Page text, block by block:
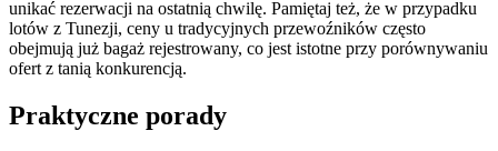
unikać rezerwacji na ostatnią chwilę. Pamiętaj też, że w przypadku
lotów z Tunezji, ceny u tradycyjnych przewoźników często
obejmują już bagaż rejestrowany, co jest istotne przy porównywaniu
ofert z tanią konkurencją.
Praktyczne porady